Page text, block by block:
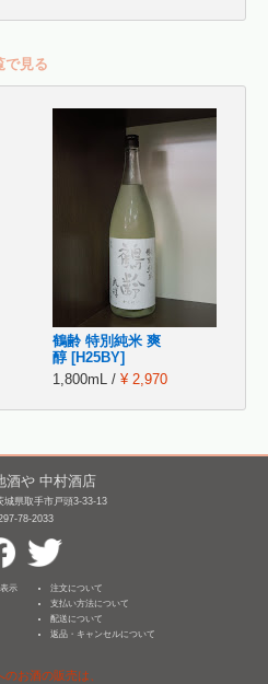
で見る
鶴齢 特別純米 爽
醇 [H25BY]
1,800mL / ¥ 2,970
酒や 中村酒店
城県取手市戸頭3-33-13
78-2033
示
注文について
支払い方法について
配送について
返品・キャンセルについて
お酒の販売は、